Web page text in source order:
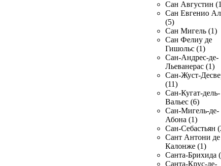
Сан Августин
Сан Евгенио
(5)
Сан Мигель (1)
Сан Фелиу де
Гишольс (1)
Сан-Андрес-де-
Льеванерас (1)
Сан-Жуст-
(11)
Сан-Кугат-дель-
Вальес (6)
Сан-Мигель-де-
Абона (1)
Сан-Себастьян
Сант Антони де
Калонже (1)
Санта-Брихида
Санта-Крус-де-